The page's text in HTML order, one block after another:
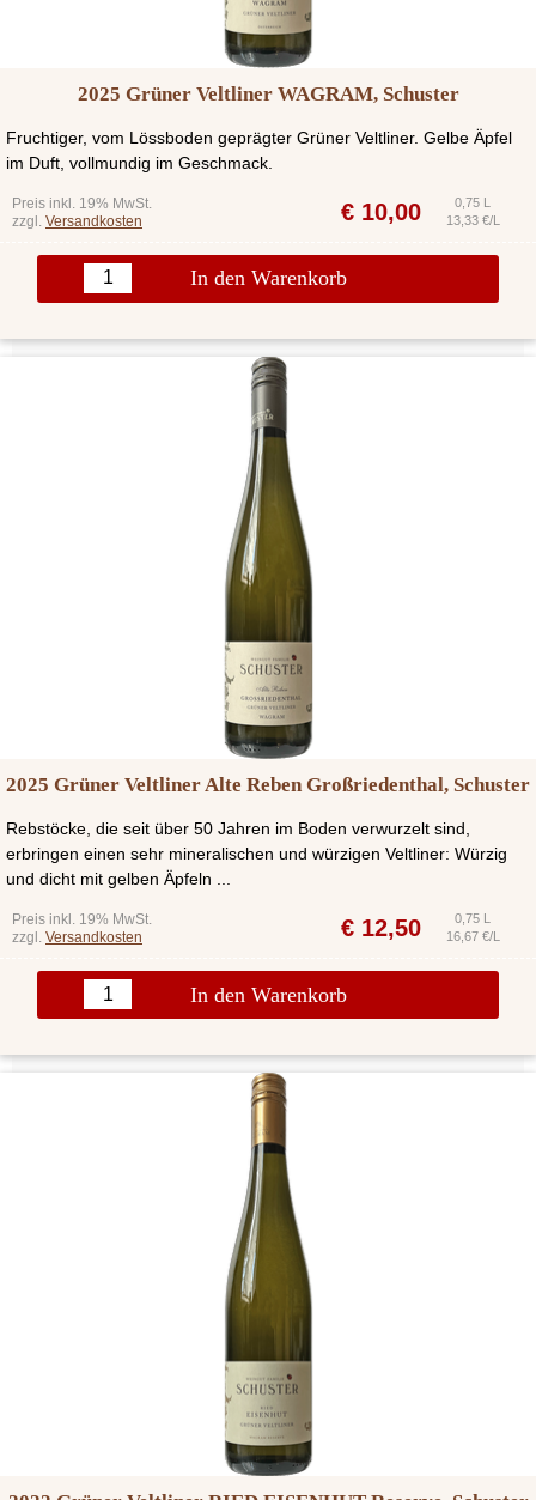
2025 Grüner Veltliner WAGRAM, Schuster
Fruchtiger, vom Lössboden geprägter Grüner Veltliner. Gelbe Äpfel
im Duft, vollmundig im Geschmack.
Preis inkl. 19% MwSt.
zzgl. Versandkosten € 10,00
0,75 L
13,33 €/L
In den Warenkorb
2025 Grüner Veltliner Alte Reben Großriedenthal, Schuster
Rebstöcke, die seit über 50 Jahren im Boden verwurzelt sind,
erbringen einen sehr mineralischen und würzigen Veltliner: Würzig
und dicht mit gelben Äpfeln ...
Preis inkl. 19% MwSt.
zzgl. Versandkosten € 12,50
0,75 L
16,67 €/L
In den Warenkorb